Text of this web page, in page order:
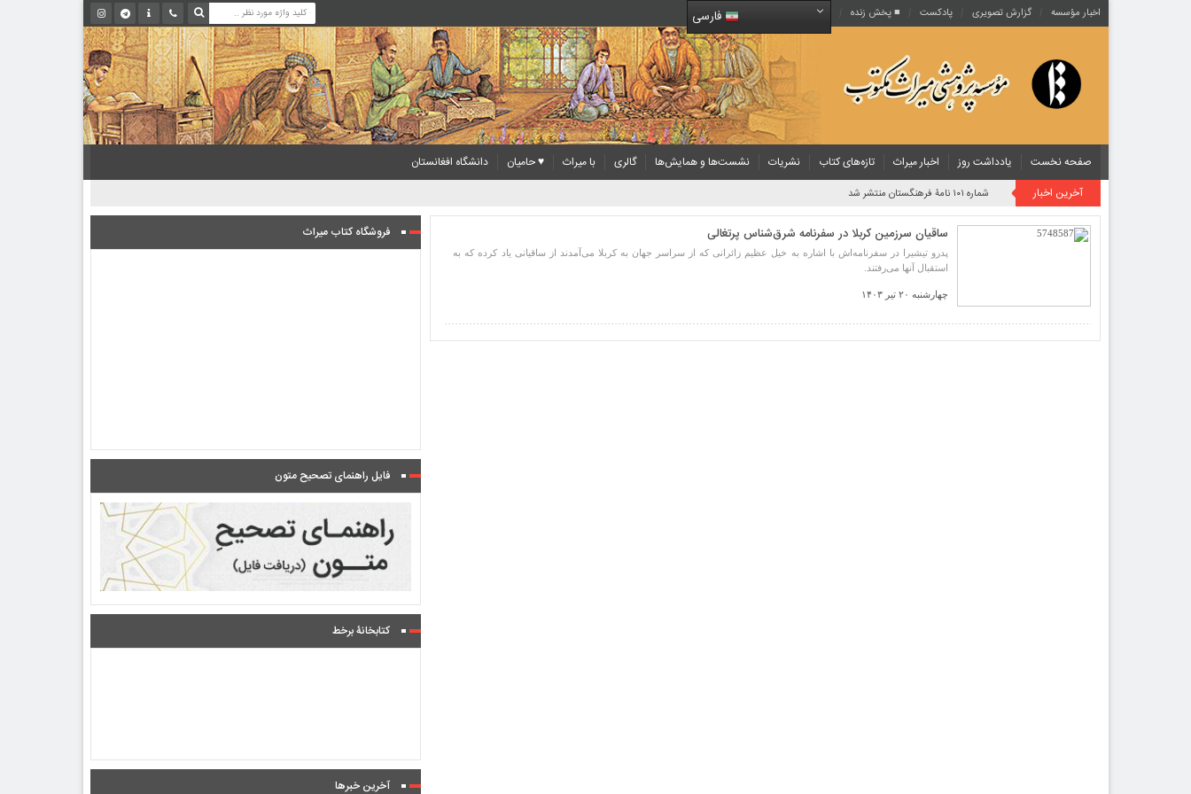
اخبار مؤسسه گزارش تصویری پادکست‌ ■ پخش زنده فارسی
صفحه نخست یادداشت روز اخبار میراث تازه‌های کتاب نشریات نشست‌ها و همایش‌ها گالری با میراث ♥ حامیان
دانشگاه افغانستان
آخرین اخبار
شماره ۱۰۱ نامۀ فرهنگستان منتشر شد
ساقیان سرزمین کربلا در سفرنامه شرق‌شناس پرتغالی
پدرو تیشیرا در سفرنامه‌اش با اشاره به خیل عظیم زائرانی که از سراسر جهان به کربلا می‌آمدند از ساقیانی یاد کرده که به
استقبال آنها می‌رفتند.
چهارشنبه ۲۰ تیر ۱۴۰۳
فروشگاه کتاب میراث
فایل راهنمای تصحیح متون
کتابخانۀ برخط
آخرین خبرها